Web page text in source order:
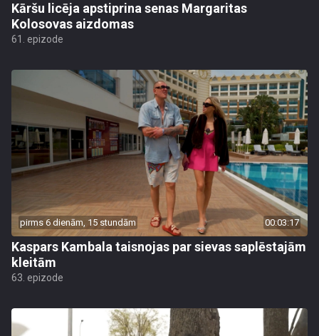
Kāršu licēja apstiprina senas Margaritas
Kolosovas aizdomas
61. epizode
pirms 6 dienām, 15 stundām 00:03:17
Kaspars Kambala taisnojas par sievas saplēstajām
kleitām
63. epizode